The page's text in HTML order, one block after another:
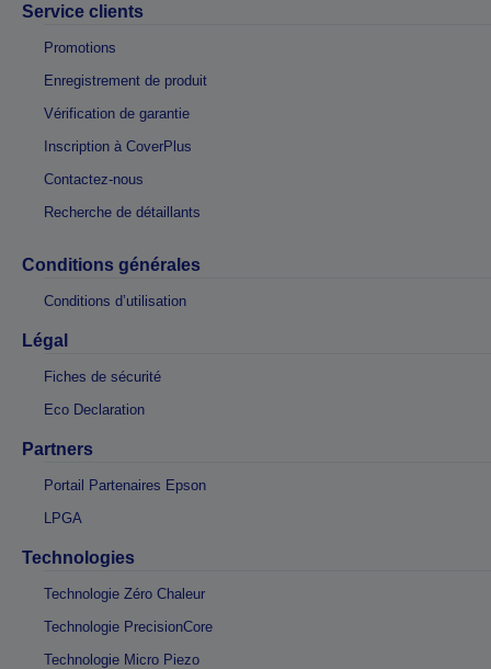
Service clients
Promotions
Enregistrement de produit
Vérification de garantie
Inscription à CoverPlus
Contactez-nous
Recherche de détaillants
Conditions générales
Conditions d’utilisation
Légal
Fiches de sécurité
Eco Declaration
Partners
Portail Partenaires Epson
LPGA
Technologies
Technologie Zéro Chaleur
Technologie PrecisionCore
Technologie Micro Piezo